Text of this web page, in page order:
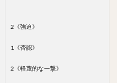
2《強迫》
1《否認》
2《軽蔑的な一撃》